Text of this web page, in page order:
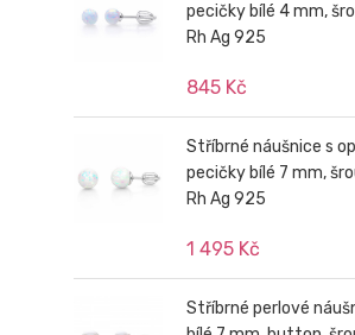
pecičky bílé 4 mm,
Rh Ag 925
845 Kč
Stříbrné náušnice s
pecičky bílé 7 mm,
Rh Ag 925
1 495 Kč
Stříbrné perlové